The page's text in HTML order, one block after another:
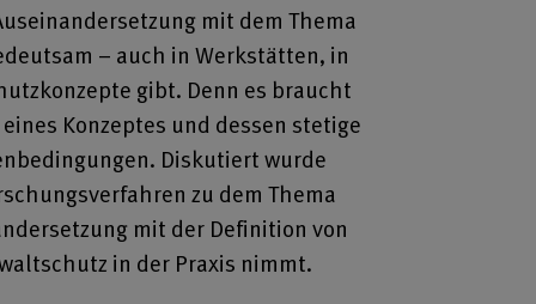
mit dem Thema
– auch in Werkstätten, in
gibt. Denn es braucht
Konzeptes und dessen stetige
Diskutiert wurde
zu dem Thema
mit der Definition von
in der Praxis nimmt.